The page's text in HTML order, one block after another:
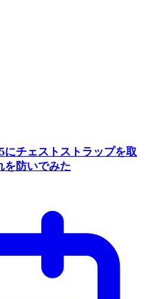
にチェストストラップを取
を防いでみた